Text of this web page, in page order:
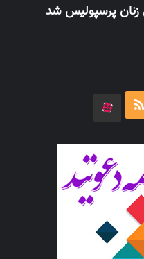
زنان پرسپولیس شد
خوراک